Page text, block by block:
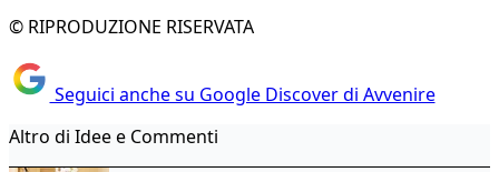
© RIPRODUZIONE RISERVATA
Seguici anche su Google Discover di Avvenire
Altro di Idee e Commenti